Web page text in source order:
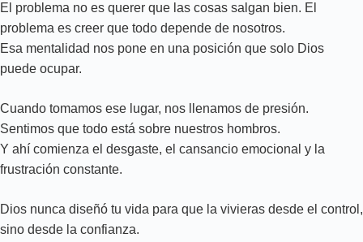
El problema no es querer que las cosas salgan bien. El
problema es creer que todo depende de nosotros.
Esa mentalidad nos pone en una posición que solo Dios
puede ocupar.
Cuando tomamos ese lugar, nos llenamos de presión.
Sentimos que todo está sobre nuestros hombros.
Y ahí comienza el desgaste, el cansancio emocional y la
frustración constante.
Dios nunca diseñó tu vida para que la vivieras desde el control,
sino desde la confianza.